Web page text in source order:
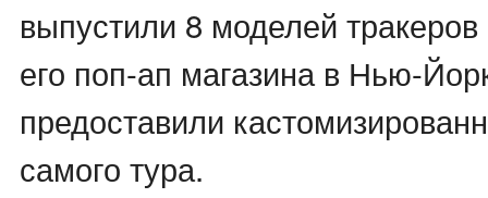
выпустили 8 моделей
его поп-ап магазина в Нью-
предоставили
самого тура.